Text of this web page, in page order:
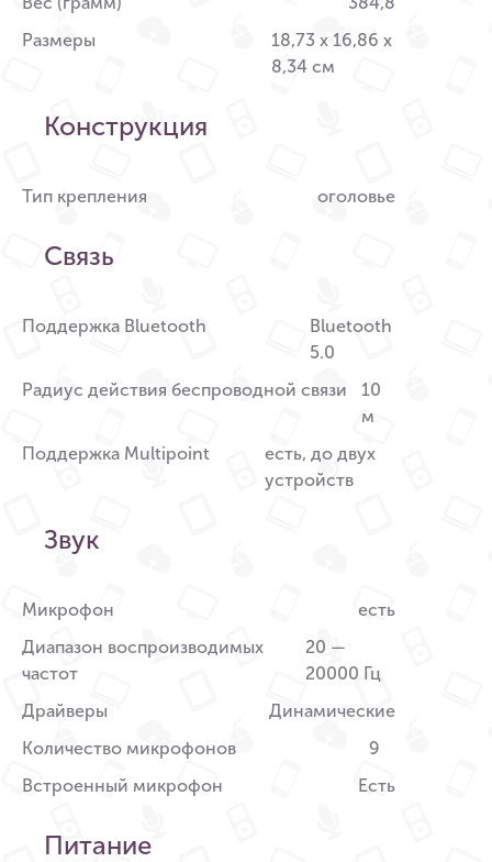
Размеры
18,73 x 16,86 x
8,34 см
Конструкция
Тип крепления оголовье
Связь
Поддержка Bluetooth
Bluetooth
5.0
Радиус действия беспроводной связи
10
м
Поддержка Multipoint
есть, до двух
устройств
Звук
Микрофон
есть
Диапазон воспроизводимых
частот
20 —
20000 Гц
Драйверы
Динамические
Количество микрофонов
9
Встроенный микрофон
Есть
Питание